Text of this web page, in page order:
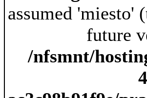
assumed
future
/nfsmnt/